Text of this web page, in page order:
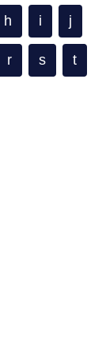
h i j
r s t